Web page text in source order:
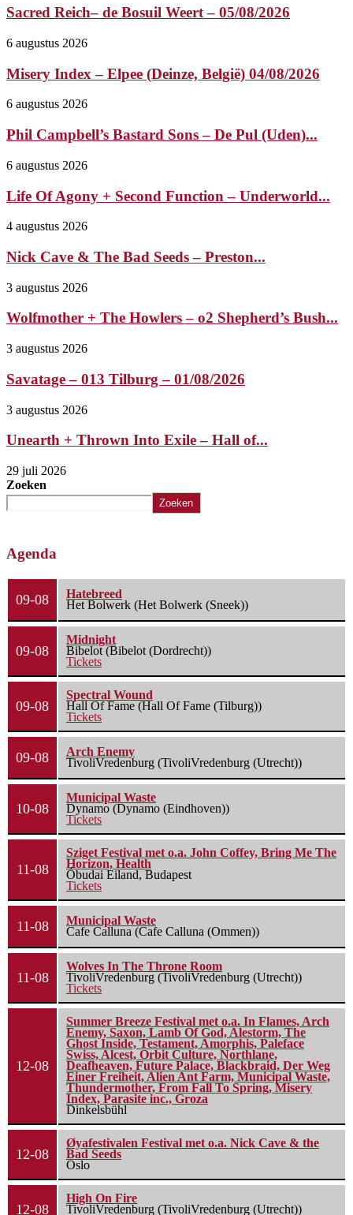
Sacred Reich– de Bosuil Weert – 05/08/2026
6 augustus 2026
Misery Index – Elpee (Deinze, België) 04/08/2026
6 augustus 2026
Phil Campbell’s Bastard Sons – De Pul (Uden)...
6 augustus 2026
Life Of Agony + Second Function – Underworld...
4 augustus 2026
Nick Cave & The Bad Seeds – Preston...
3 augustus 2026
Wolfmother + The Howlers – o2 Shepherd’s Bush...
3 augustus 2026
Savatage – 013 Tilburg – 01/08/2026
3 augustus 2026
Unearth + Thrown Into Exile – Hall of...
29 juli 2026
Zoeken
Zoeken
Agenda
09-08
Hatebreed
Het Bolwerk (Het Bolwerk (Sneek))
09-08
Midnight
Bibelot (Bibelot (Dordrecht))
Tickets
09-08
Spectral Wound
Hall Of Fame (Hall Of Fame (Tilburg))
Tickets
09-08
Arch Enemy
TivoliVredenburg (TivoliVredenburg (Utrecht))
10-08
Municipal Waste
Dynamo (Dynamo (Eindhoven))
Tickets
11-08
Sziget Festival met o.a. John Coffey, Bring Me The
Horizon, Health
Óbudai Eiland, Budapest
Tickets
11-08
Municipal Waste
Cafe Calluna (Cafe Calluna (Ommen))
11-08
Wolves In The Throne Room
TivoliVredenburg (TivoliVredenburg (Utrecht))
Tickets
12-08
Summer Breeze Festival met o.a. In Flames, Arch
Enemy, Saxon, Lamb Of God, Alestorm, The
Ghost Inside, Testament, Amorphis, Paleface
Swiss, Alcest, Orbit Culture, Northlane,
Deafheaven, Future Palace, Blackbraid, Der Weg
Einer Freiheit, Alien Ant Farm, Municipal Waste,
Thundermother, From Fall To Spring, Misery
Index, Parasite inc., Groza
Dinkelsbühl
12-08
Øyafestivalen Festival met o.a. Nick Cave & the
Bad Seeds
Oslo
12-08
High On Fire
TivoliVredenburg (TivoliVredenburg (Utrecht))